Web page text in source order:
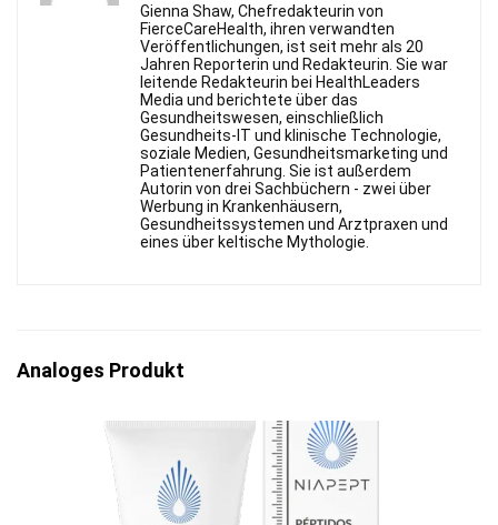
Gienna Shaw, Chefredakteurin von
FierceСareHealth, ihren verwandten
Veröffentlichungen, ist seit mehr als 20
Jahren Reporterin und Redakteurin. Sie war
leitende Redakteurin bei HealthLeaders
Media und berichtete über das
Gesundheitswesen, einschließlich
Gesundheits-IT und klinische Technologie,
soziale Medien, Gesundheitsmarketing und
Patientenerfahrung. Sie ist außerdem
Autorin von drei Sachbüchern - zwei über
Werbung in Krankenhäusern,
Gesundheitssystemen und Arztpraxen und
eines über keltische Mythologie.
Analoges Produkt